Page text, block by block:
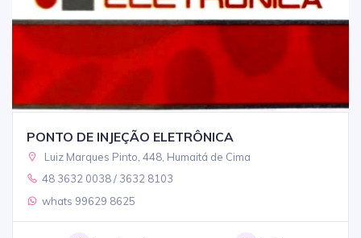
PONTO DE INJEÇÃO ELETRÔNICA
Luiz Marques Pinto, 448, Humaitá de Cima
48 3632 0038 / 3632 8103
whats 99629 8625